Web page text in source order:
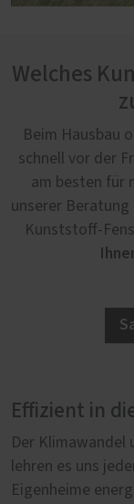
Welches
Beim Hausbau
schnell vor der
am besten für
unserer Beratung
Kunststoff-
Effizient in
Der Klimawandel
lehren es uns
Eigenheime
Von Anfang
Im Neubau
höchste
Sicherheit und im